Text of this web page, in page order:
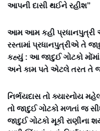
આપની દાસી થઈને રહીશ”
આમ આમ કહી પ્રધાનપુત્રી
રસ્તામાં પ્રધાનપુત્રીએ તે
કહ્યું : આ જાદુઈ ગોટકો
અને કામ પતે એટલે તરત તે
નિર્ભયદાસ તો ક્યારનોય
તો જાદુઈ ગોટકો મળતાં જ
જાદુઈ ગોટકો મૂકી